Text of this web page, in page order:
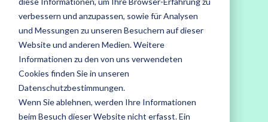
verbessern und anzupassen, sowie für Analysen
und Messungen zu unseren Besuchern auf dieser
Website und anderen Medien. Weitere
Informationen zu den von uns verwendeten
Cookies finden Sie in unseren
Datenschutzbestimmungen.
Wenn Sie ablehnen, werden Ihre Informationen
beim Besuch dieser Website nicht erfasst. Ein
Alle anzeigen
Agiles Testen
API Testing
Last- und Performance
Nutzerabnahmetest / UAT
Penetration Testing
Standardsoftware
Test Factory Services
Testautomatisierung
Testberatung
Foundation Level
AI Testing
Testing with GenAI
Requirements
Engineering
Case Studies
Maßgeschneidert. Praxisnah.
Erfolgsbewährt.
Bitte filtern Sie nach Leistungen oder Sektor.